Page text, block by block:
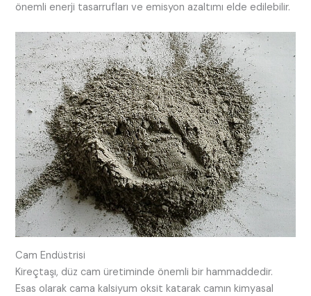
önemli enerji tasarrufları ve emisyon azaltımı elde edilebilir.
Cam Endüstrisi
Kireçtaşı, düz cam üretiminde önemli bir hammaddedir.
Esas olarak cama kalsiyum oksit katarak camın kimyasal